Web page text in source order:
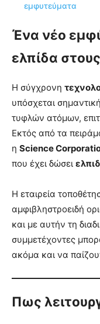
εμφυτεύματα
Ένα νέο
ελπίδα
Η σύγχρονη
υπόσχεται
τυφλών ατόμων,
Εκτός από τα
η Science
που έχει δώσει
Η εταιρεία
αμφιβληστροειδή
και με αυτήν τη
συμμετέχοντες
ακόμα και να
Πως